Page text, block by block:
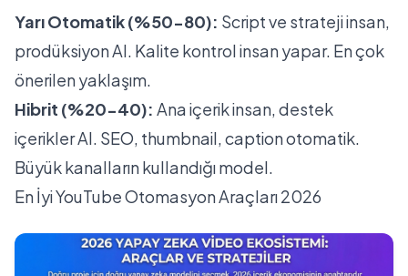
Yarı Otomatik (%50-80): Script ve strateji insan,
prodüksiyon AI. Kalite kontrol insan yapar. En çok
önerilen yaklaşım.
Hibrit (%20-40): Ana içerik insan, destek
içerikler AI. SEO, thumbnail, caption otomatik.
Büyük kanalların kullandığı model.
En İyi YouTube Otomasyon Araçları 2026